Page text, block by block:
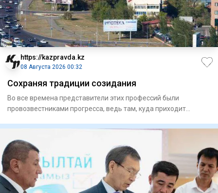
https://kazpravda.kz
08 Августа 2026 00:32
Сохраняя традиции созидания
Во все времена представители этих профессий были
провозвестниками прогресса, ведь там, куда приходит